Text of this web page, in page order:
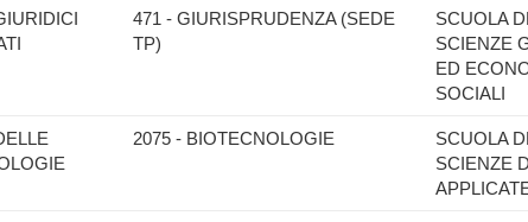
471 - GIURISPRUDENZA (SEDE
TP)
SCUOLA
SCIENZE
ED
SOCIALI
2075 - BIOTECNOLOGIE
SCUOLA
SCIENZE